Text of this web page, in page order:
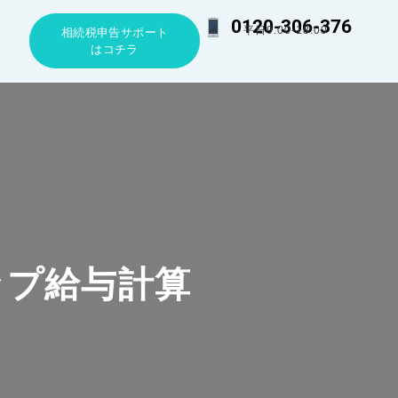
相続税申告サポート
はコチラ
0120-306-376
平日9:00-18:00
給与計算